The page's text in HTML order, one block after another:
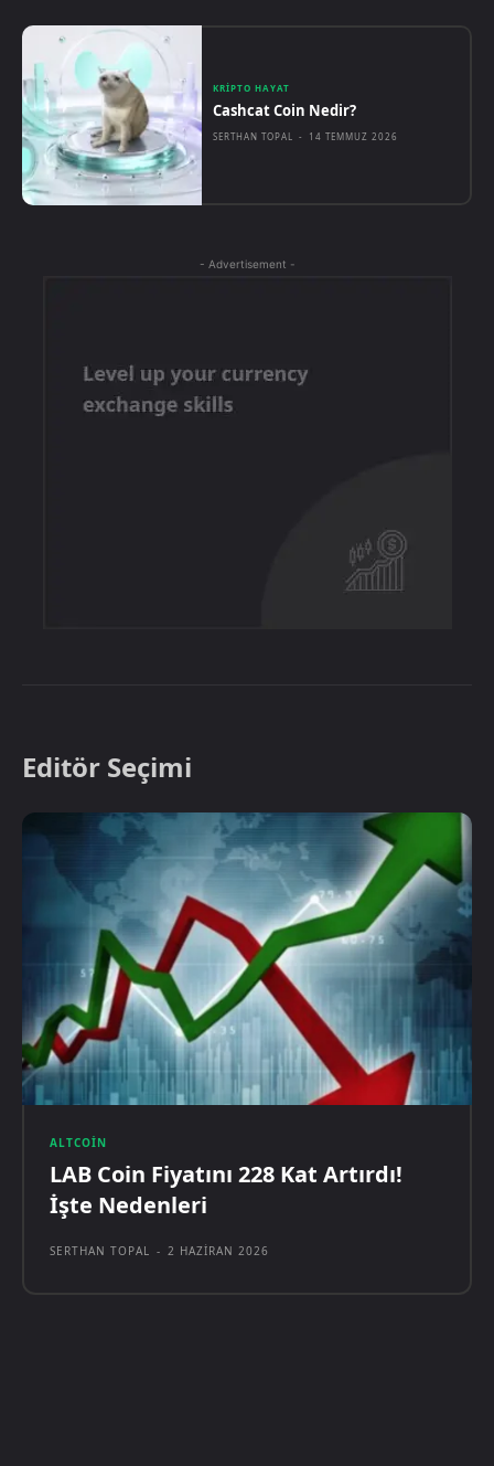
KRIPTO HAYAT
Cashcat Coin Nedir?
SERTHAN TOPAL - 14 TEMMUZ 2026
- Advertisement -
Editör Seçimi
ALTCOIN
LAB Coin Fiyatını 228 Kat Artırdı!
İşte Nedenleri
SERTHAN TOPAL - 2 HAZIRAN 2026